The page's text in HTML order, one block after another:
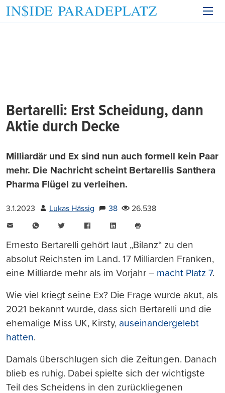
Bertarelli: Erst Scheidung, dann
Aktie durch Decke
Milliardär und Ex sind nun auch formell kein Paar
mehr. Die Nachricht scheint Bertarellis Santhera
Pharma Flügel zu verleihen.
3.1.2023 Lukas Hässig 38
26.538
WhatsAppTwitter FacebookLinkedIn
drucken
Ernesto Bertarelli gehört laut „Bilanz“ zu den
absolut Reichsten im Land. 17 Milliarden Franken,
eine Milliarde mehr als im Vorjahr – macht Platz 7.
Wie viel kriegt seine Ex? Die Frage wurde akut, als
2021 bekannt wurde, dass sich Bertarelli und die
ehemalige Miss UK, Kirsty, auseinandergelebt
hatten.
Damals überschlugen sich die Zeitungen. Danach
blieb es ruhig. Dabei spielte sich der wichtigste
Teil des Scheidens in den zurückliegenen